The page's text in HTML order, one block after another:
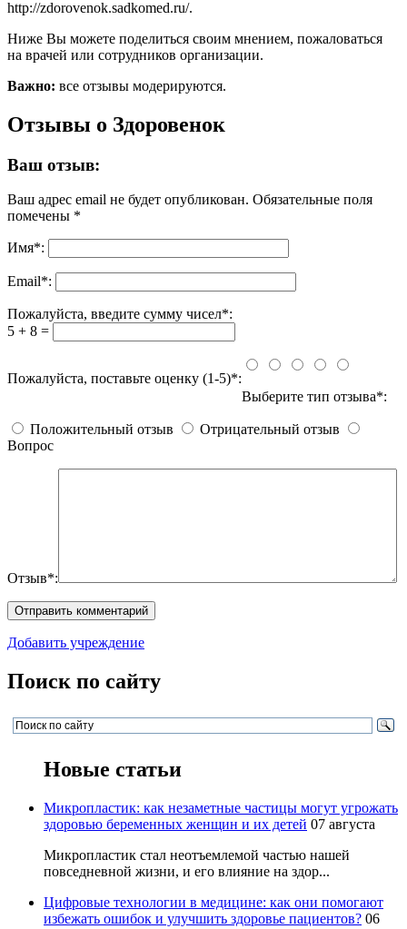
http://zdorovenok.sadkomed.ru/.
Ниже Вы можете поделиться своим мнением, пожаловаться
на врачей или сотрудников организации.
Важно: все отзывы модерируются.
Отзывы о Здоровенок
Ваш отзыв:
Ваш адрес email не будет опубликован. Обязательные поля
помечены *
Имя*:
Email*:
Пожалуйста, введите сумму чисел*:
5 + 8 =
Пожалуйста, поставьте оценку (1-5)*:
Выберите тип отзыва*:
Положительный отзыв
Отрицательный отзыв
Вопрос
Отзыв*:
Добавить учреждение
Поиск по сайту
Новые статьи
Микропластик: как незаметные частицы могут угрожать
здоровью беременных женщин и их детей 07 августа
Микропластик стал неотъемлемой частью нашей
повседневной жизни, и его влияние на здор...
Цифровые технологии в медицине: как они помогают
избежать ошибок и улучшить здоровье пациентов? 06